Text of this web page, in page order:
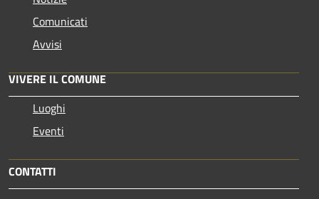
Comunicati
Avvisi
VIVERE IL COMUNE
Luoghi
Eventi
CONTATTI